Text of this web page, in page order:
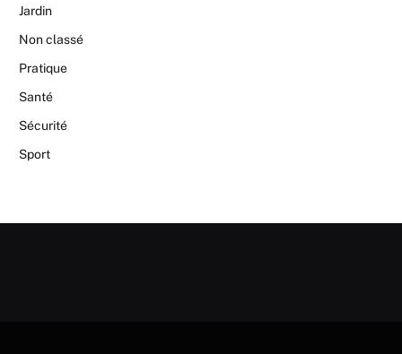
Jardin
Non classé
Pratique
Santé
Sécurité
Sport